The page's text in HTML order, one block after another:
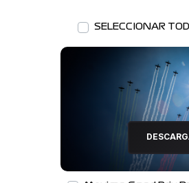
SELECCIONAR